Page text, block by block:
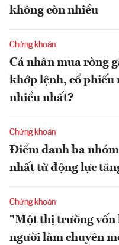
không còn nhiều
Chứng khoán
Cá nhân mua ròng
khớp lệnh, cổ phiếu
nhiều nhất?
Chứng khoán
Điểm danh ba
nhất từ động lực
Chứng khoán
"Một thị trường vốn
người làm chuyên